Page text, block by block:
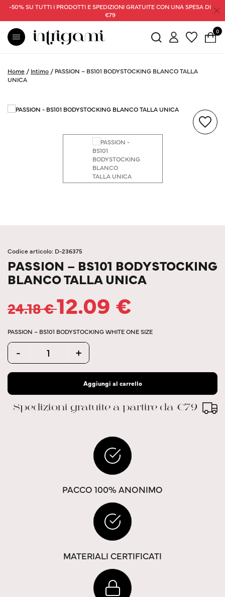
-50% SU TUTTI I PRODOTTI E SPEDIZIONI GRATUITE CON UNA SPESA DI
€79
0
Home / Intimo / PASSION – BS101 BODYSTOCKING BLANCO TALLA
UNICA
Codice articolo: D-236375
PASSION – BS101 BODYSTOCKING
BLANCO TALLA UNICA
24.18€12.09 €
PASSION – BS101 BODYSTOCKING WHITE ONE SIZE
Quantity
- +
Aggiungi al carrello
Spedizioni gratuite a partire da €79
PACCO 100% ANONIMO
MATERIALI CERTIFICATI